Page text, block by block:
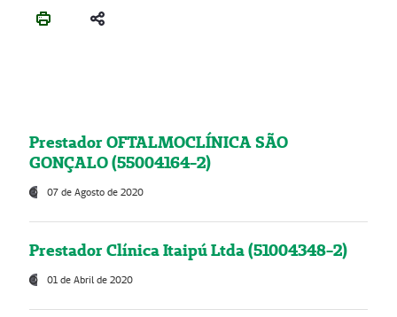
Prestador OFTALMOCLÍNICA SÃO
GONÇALO (55004164-2)
07 de Agosto de 2020
Prestador Clínica Itaipú Ltda (51004348-2)
01 de Abril de 2020